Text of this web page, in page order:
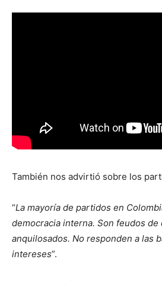
También nos advirtió sobre los
“La mayoría de partidos en
democracia interna. Son feudos
anquilosados. No responden a las
intereses”.